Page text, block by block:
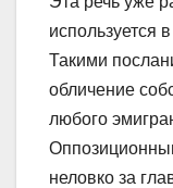
используется
Такими
обличение
любого
неловко за